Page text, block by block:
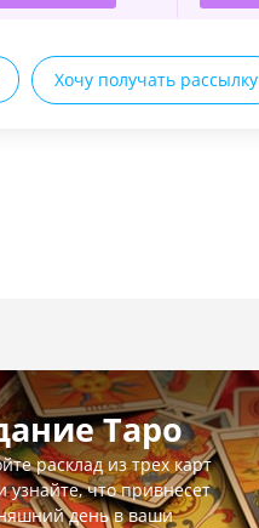
Хочу получать рассылку
Таро
расклад из трех карт
узнайте, что привнесет
день в ваши